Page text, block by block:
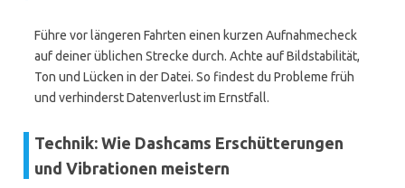
Führe vor längeren Fahrten einen kurzen Aufnahmecheck
auf deiner üblichen Strecke durch. Achte auf Bildstabilität,
Ton und Lücken in der Datei. So findest du Probleme früh
und verhinderst Datenverlust im Ernstfall.
Technik: Wie Dashcams Erschütterungen
und Vibrationen meistern